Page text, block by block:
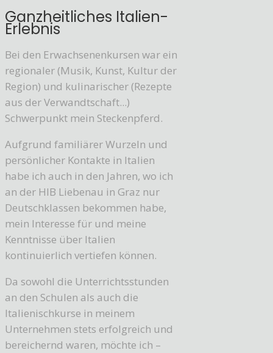
Ganzheitliches Italien-
Erlebnis
Bei den Erwachsenenkursen war ein
regionaler (Musik, Kunst, Kultur der
Region) und kulinarischer (Rezepte
aus der Verwandtschaft...)
Schwerpunkt mein Steckenpferd.
Aufgrund familiärer Wurzeln und
persönlicher Kontakte in Italien
habe ich auch in den Jahren, wo ich
an der HIB Liebenau in Graz nur
Deutschklassen bekommen habe,
mein Interesse für und meine
Kenntnisse über Italien
kontinuierlich vertiefen können.
Da sowohl die Unterrichtsstunden
an den Schulen als auch die
Italienischkurse in meinem
Unternehmen stets erfolgreich und
bereichernd waren, möchte ich –